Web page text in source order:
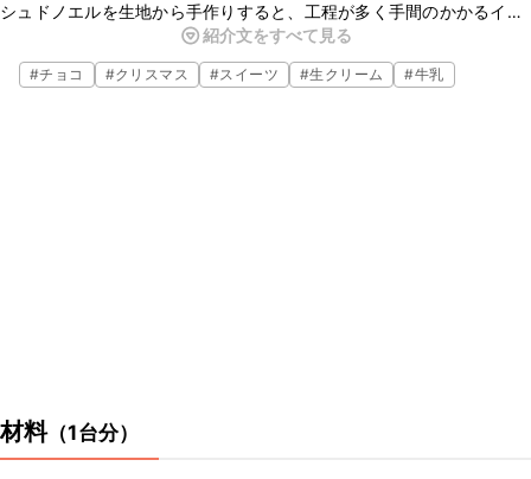
シュドノエルを生地から手作りすると、工程が多く手間のかかるイ
メージですが、こちらのレシピはスポンジ生地をフライパンで焼くの
で、とてもお手軽ですよ。お好みのフルーツやアラザンなどでかわい
らしくデコレーションしてみてくださいね。
紹介文をすべて見る
#チョコ #クリスマス #スイーツ #生クリーム #牛乳
材料（1台分）